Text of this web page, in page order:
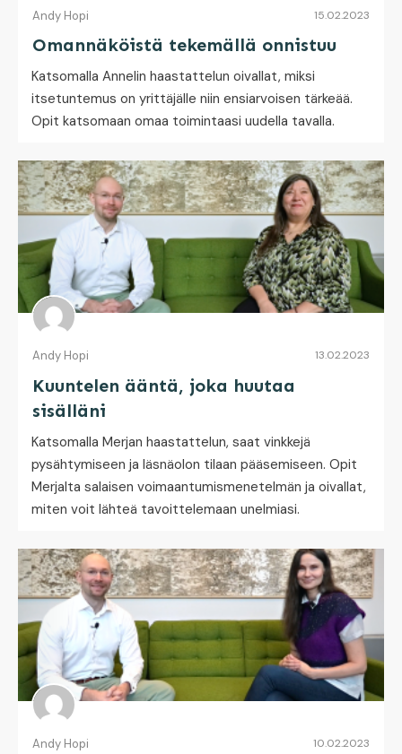
Andy Hopi 15.02.2023
Omannäköistä tekemällä onnistuu
Katsomalla Annelin haastattelun oivallat, miksi
itsetuntemus on yrittäjälle niin ensiarvoisen tärkeää.
Opit katsomaan omaa toimintaasi uudella tavalla.
Andy Hopi 13.02.2023
Kuuntelen ääntä, joka huutaa
sisälläni
Katsomalla Merjan haastattelun, saat vinkkejä
pysähtymiseen ja läsnäolon tilaan pääsemiseen. Opit
Merjalta salaisen voimaantumismenetelmän ja oivallat,
miten voit lähteä tavoittelemaan unelmiasi.
Andy Hopi 10.02.2023